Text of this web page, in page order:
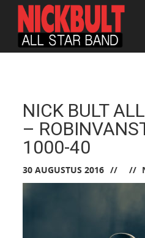
NICK BULT
–
1000-40
30 AUGUSTUS 2016